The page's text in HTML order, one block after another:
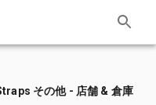
その他 - 店舗 & 倉庫